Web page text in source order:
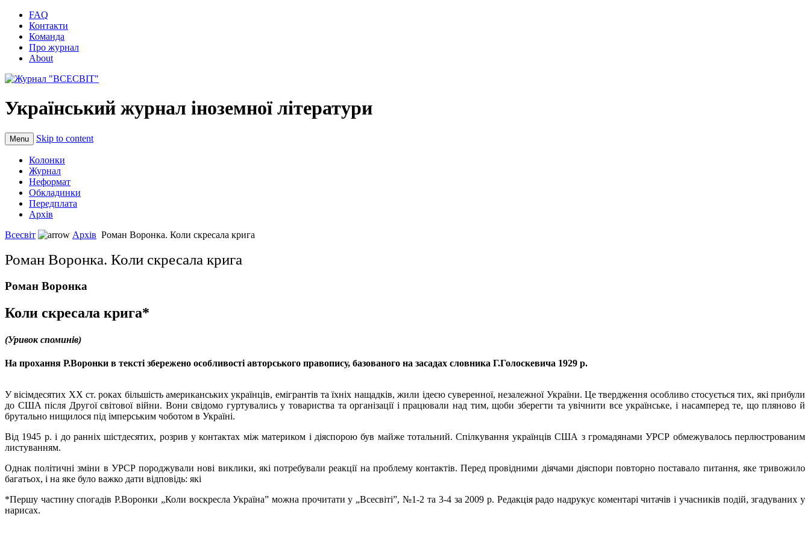
FAQ
Контакти
Команда
Про журнал
About
Український журнал іноземної літератури
Menu Skip to content
Колонки
Журнал
Неформат
Обкладинки
Передплата
Архів
Всесвіт
Архів Роман Воронка. Коли скресала крига
Роман Воронка. Коли скресала крига
Роман Воронка
Коли скресала крига*
(Уривок споминів)
На прохання Р.Воронки в тексті збережено особливості авторського правопису, базованого на засадах словника Г.Голоскевича 1929 р.
У вісімдесятих ХХ ст. роках більшість американських українців, емігрантів та їхніх нащадків, жили ідеєю суверенної, незалежної України. Це твердження особливо стосується тих, які прибули
до США після Другої світової війни. Вони свідомо гуртувались у товариства та організації і працювали над тим, щоби зберегти та увічнити все українське, і насамперед те, що пляново й
брутально нищилося під імперським чоботом в Україні.
Від 1945 р. і до ранніх шістдесятих, розрив у контактах між материком і діяспорою був майже тотальний. Спілкування українців США з громадянами УРСР обмежувалось перлюстрованим
листуванням.
Однак політичні зміни в УРСР породжували нові виклики, які потребували реакції на проблему контактів. Перед провідними діячами діяспори повторно поставало питання, яке тривожило
багатьох, і на яке було важко дати відповідь: які
*Першу частину спогадів Р.Воронки „Коли воскресла Україна” можна прочитати у „Всесвіті”, №1-2 та 3-4 за 2009 р. Редакція радо надрукує коментарі читачів і учасників подій, згадуваних у
нарисах.